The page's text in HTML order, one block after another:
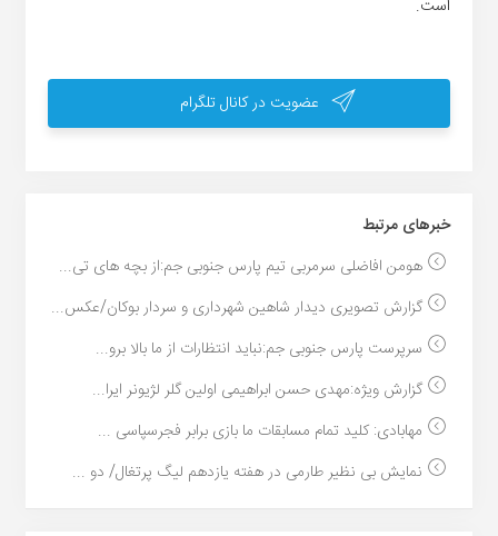
است.
عضویت در کانال تلگرام
خبر‌های مرتبط
هومن افاضلی سرمربی تیم پارس جنوبی جم:از بچه های تی...
گزارش تصویری دیدار شاهین شهرداری و سردار بوکان/عکس...
سرپرست پارس جنوبی جم:نباید انتظارات از ما بالا برو...
گزارش ویژه:مهدی حسن ابراهیمی اولین گلر لژیونر ایرا...
مهابادی: کلید تمام مسابقات ما بازی برابر فجرسپاسی ...
نمایش بی نظیر طارمی در هفته یازدهم لیگ پرتغال/ دو ...